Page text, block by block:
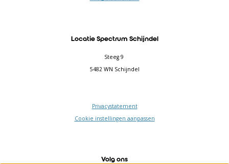
Locatie Spectrum Schijndel
Steeg 9
5482 WN Schijndel
Privacystatement
Cookie instellingen aanpassen
Volg ons